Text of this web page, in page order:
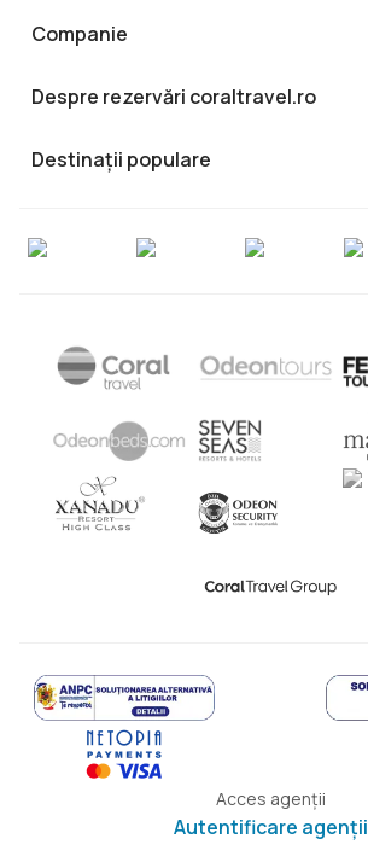
Companie
Despre rezervări coraltravel.ro
Destinații populare
Acces agenții
Autentificare agenții